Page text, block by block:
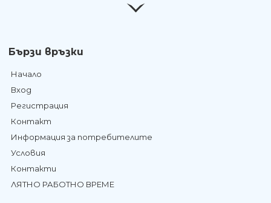
Бързи връзки
Начало
Вход
Регистрация
Контакт
Информация за потребителите
Условия
Контакти
ЛЯТНО РАБОТНО ВРЕМЕ